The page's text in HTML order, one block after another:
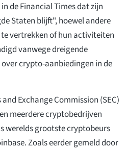
de Financial Times dat zijn
Staten blijft", hoewel andere
vertrekken of hun activiteiten
vanwege dreigende
crypto-aanbiedingen in de
Exchange Commission (SEC)
meerdere cryptobedrijven
werelds grootste cryptobeurs
Zoals eerder gemeld door